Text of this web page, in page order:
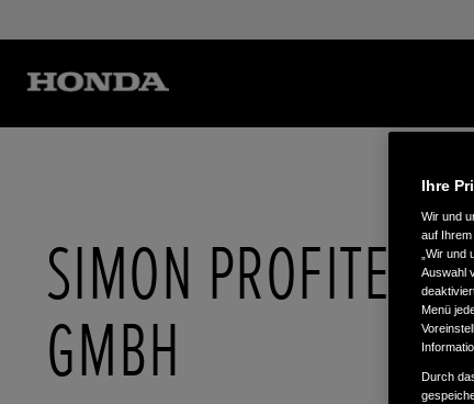
SIMON
GMBH
Ihre
Wir und
auf
„Wir
Auswahl
Menü
Durch